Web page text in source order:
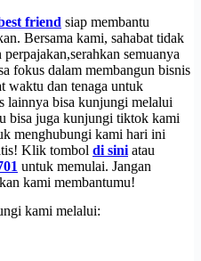
friend siap membantu
Bersama kami, sahabat tidak
semuanya
fokus dalam membangun bisnis
waktu dan tenaga untuk
lainnya bisa kunjungi melalui
bisa juga kunjungi tiktok kami
menghubungi kami hari ini
Klik tombol di siniatau
untuk memulai. Jangan
kami membantumu!
kami melalui: